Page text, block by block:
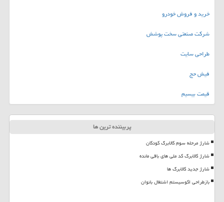
خرید و فروش خودرو
شرکت صنعتی سخت پوشش
طراحی سایت
فیش حج
قیمت بیسیم
پربیننده ترین ها
شارژ مرحله سوم کالابرگ کودکان
شارژ کالابرگ کد ملی های باقی مانده
شارژ جدید کالابرگ ها
بازطراحی اکوسیستم اشتغال بانوان